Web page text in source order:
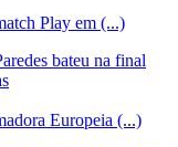
Play em (...)
bateu na final
Europeia (...)